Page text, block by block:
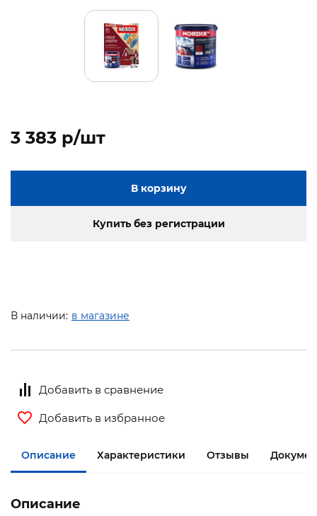
3 383 p/шт
В корзину
Купить без регистрации
В наличии: в магазине
Добавить в сравнение
Добавить в избранное
Описание Характеристики Отзывы
Описание